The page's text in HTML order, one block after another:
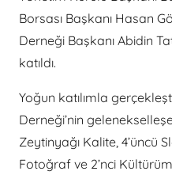
Borsası Başkanı Hasan
Derneği Başkanı Abidin
katıldı.
Yoğun katılımla
Derneği’nin
Zeytinyağı Kalite, 4’üncü
Fotoğraf ve 2’nci